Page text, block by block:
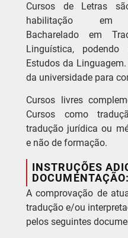
Cursos de Letras
habilitação em
Bacharelado em
Linguística,
Estudos da
da universidade para
Cursos livres
Cursos como
tradução jurídica ou
e não de formação.
INSTRUÇÕES
DOCUMENTAÇÃO:
A comprovação de
tradução e/ou
pelos seguintes